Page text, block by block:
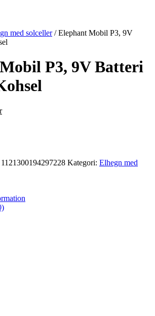
med solceller/ Elephant Mobil P3, 9V
P3, 9V Batteri
1121300194297228 Kategori: Elhegn med